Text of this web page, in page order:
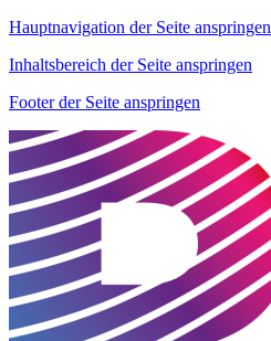
Hauptnavigation der Seite anspringen
Inhaltsbereich der Seite anspringen
Footer der Seite anspringen